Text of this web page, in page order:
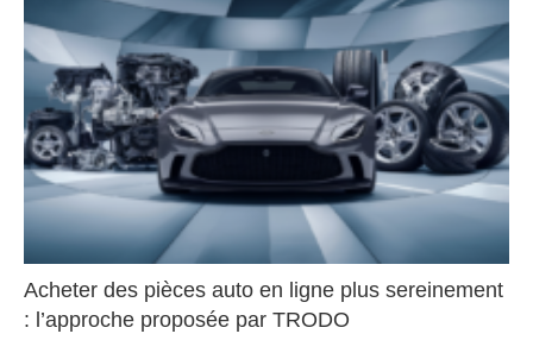
Acheter des pièces auto en ligne plus sereinement
: l’approche proposée par TRODO